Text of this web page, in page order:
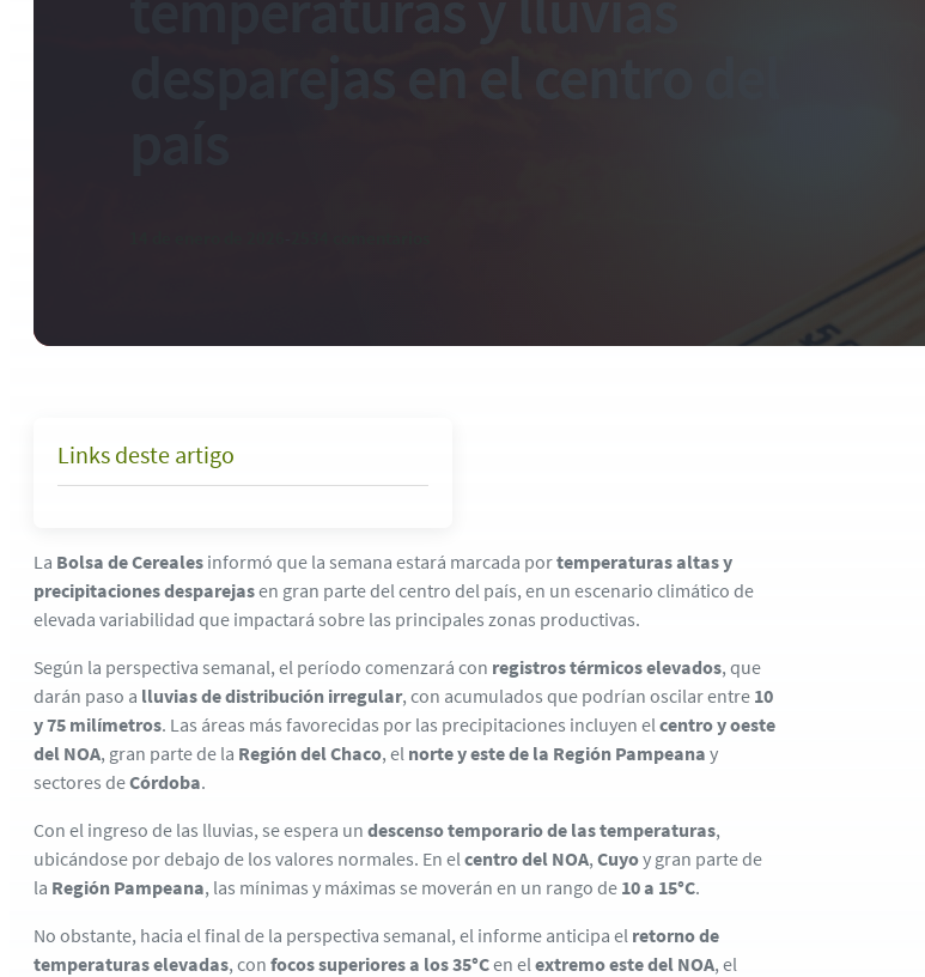
Links deste artigo
La Bolsa de Cereales informó que la semana estará marcada portemperaturas altas y
precipitaciones desparejasen gran parte del centro del país, en un escenario climático de
elevada variabilidad que impactará sobre las principales zonas productivas.
Según la perspectiva semanal, el período comenzará con registros térmicos elevados, que
darán paso a lluvias de distribución irregular, con acumulados que podrían oscilar entre 10
y 75 milímetros. Las áreas más favorecidas por las precipitaciones incluyen elcentro y oeste
del NOA, gran parte de la Región del Chaco, el norte y este de la Región Pampeana y
sectores deCórdoba.
Con el ingreso de las lluvias, se espera un descenso temporario de las temperaturas,
ubicándose por debajo de los valores normales. En elcentro del NOA, Cuyoy gran parte de
la Región Pampeana, las mínimas y máximas se moverán en un rango de 10 a 15°C.
No obstante, hacia el final de la perspectiva semanal, el informe anticipa el retorno de
temperaturas elevadas, con focos superiores a los 35°Cen elextremo este del NOA, el